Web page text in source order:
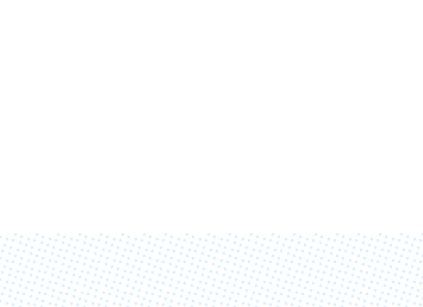
芸術学部
造形学科